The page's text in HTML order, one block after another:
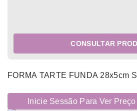
CONSULTAR
FORMA TARTE FUNDA 28x5cm
Inicie Sessão Para Ver Preço